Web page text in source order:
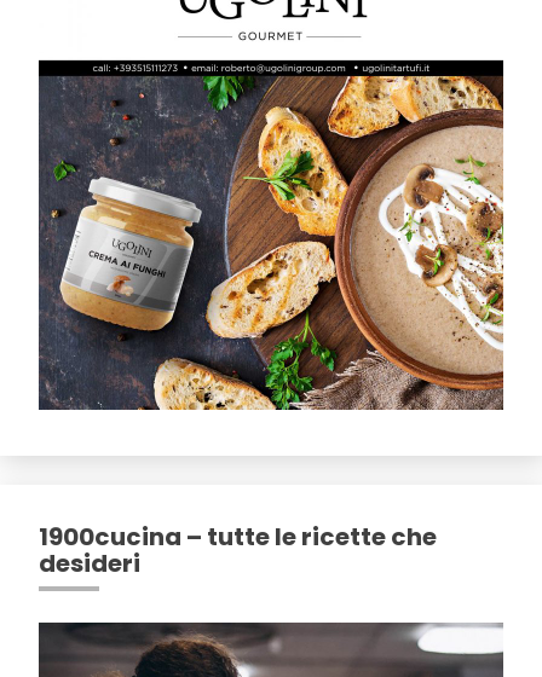
1900cucina – tutte le ricette che
desideri